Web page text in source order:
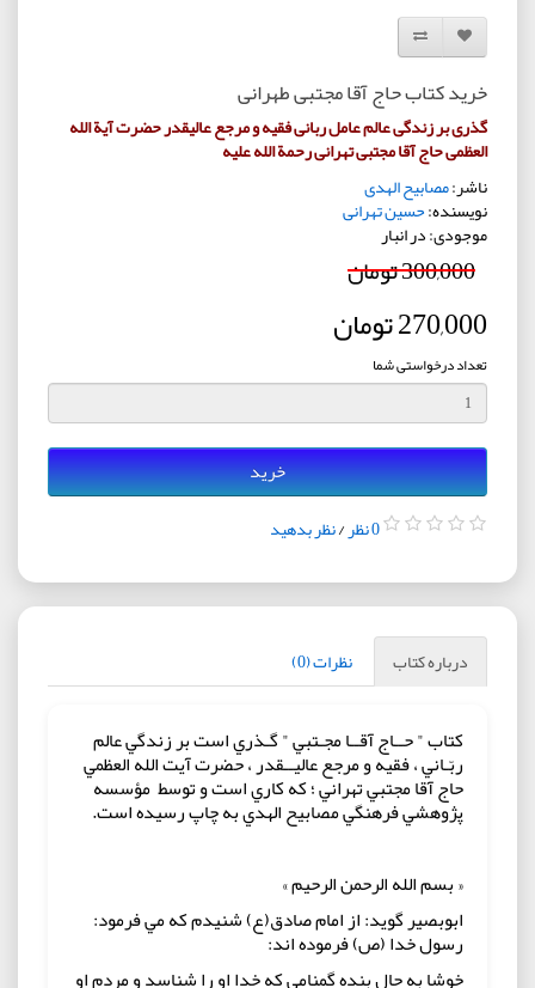
افزودن به لیست دلخواه
مقایسه این محصول
خرید کتاب حاج آقا مجتبی طهرانی
گذری بر زندگی عالم عامل ربانی فقیه و مرجع عالیقدر حضرت آیة الله
العظمی حاج آقا مجتبی تهرانی رحمة الله علیه
ناشر:مصابیح الهدی
نویسنده:حسین تهرانی
موجودی: در انبار
300,000 تومان
270,000 تومان
تعداد درخواستی شما
خرید
0 نظر /نظر بدهید
درباره کتاب نظرات (0)
کتاب " حــاج آقــا مجـتبي " گـذري است بر زندگي عالم
ربّـاني ، فقيه و مرجع عاليــقدر ، حضرت آيت الله العظمي
حاج آقا مجتبي تهراني ؛ که کاري است و توسط مؤسسه
پژوهشي فرهنگي مصابيح الهدي به چاپ رسیده است.
« بسم الله الرحمن الرحيم »
ابوبصير گويد: از امام صادق(ع) شنيدم که مي فرمود:
رسول خدا (ص) فرموده اند:
خوشا به حال بنده گمنامي كه خدا او را شناسد و مردم او